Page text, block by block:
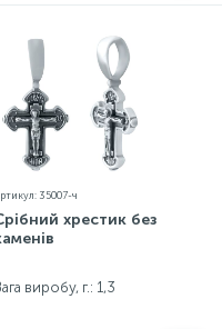
35007-ч
хрестик без
виробу, г.: 1,3